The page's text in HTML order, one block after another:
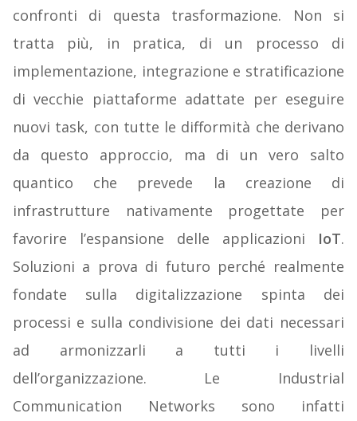
confronti di questa trasformazione. Non si
tratta più, in pratica, di un processo di
implementazione, integrazione e stratificazione
di vecchie piattaforme adattate per eseguire
nuovi task, con tutte le difformità che derivano
da questo approccio, ma di un vero salto
quantico che prevede la creazione di
infrastrutture nativamente progettate per
favorire l’espansione delle applicazioni IoT.
Soluzioni a prova di futuro perché realmente
fondate sulla digitalizzazione spinta dei
processi e sulla condivisione dei dati necessari
ad armonizzarli a tutti i livelli
dell’organizzazione. Le Industrial
Communication Networks sono infatti